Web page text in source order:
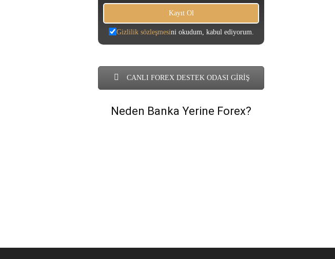
Gizlilik sözleşmesini okudum, kabul ediyorum.
CANLI FOREX DESTEK ODASI GİRİŞ
Neden Banka Yerine Forex?